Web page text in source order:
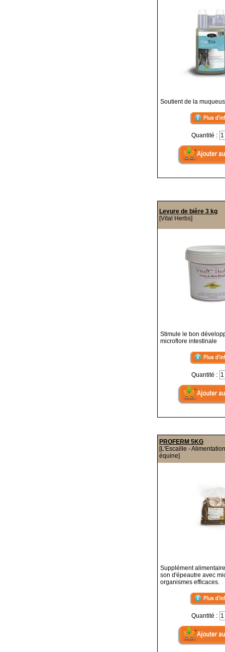
Soutient de la
Quantité :
Levure de bière 3 kg
[Vital Herbs]
Stimule le bon
microflore intestinale
Quantité :
PROFERM 5KG
[L'Escaille - Alimentation
équine]
Supplément
son d'épeautre avec
organismes efficaces.
Quantité :